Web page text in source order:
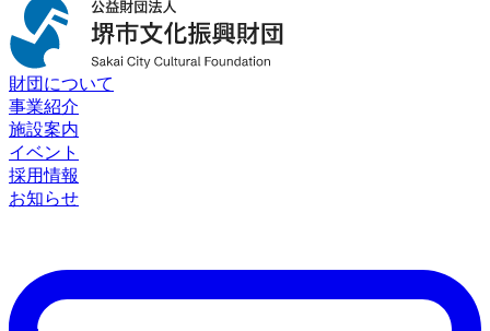
財団について
事業紹介
施設案内
イベント
採用情報
お知らせ